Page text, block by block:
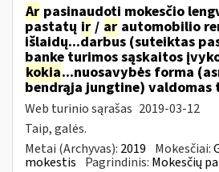
Ar pasinaudoti mokesčio
pastatų ir / ar automobilio
išlaidų...darbus (suteiktas
banke turimos sąskaitos
kokia...nuosavybės forma
bendrąja jungtine) valdomas
Web turinio sąrašas 2019-03-12
Taip, galės.
Metai (Archyvas): 2019 Mokesčiai:
mokestis Pagrindinis: Mokesčių